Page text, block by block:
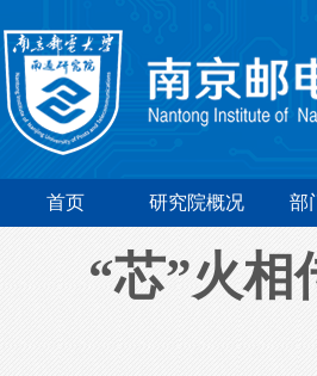
首页 研究院概况 部
“芯”火相